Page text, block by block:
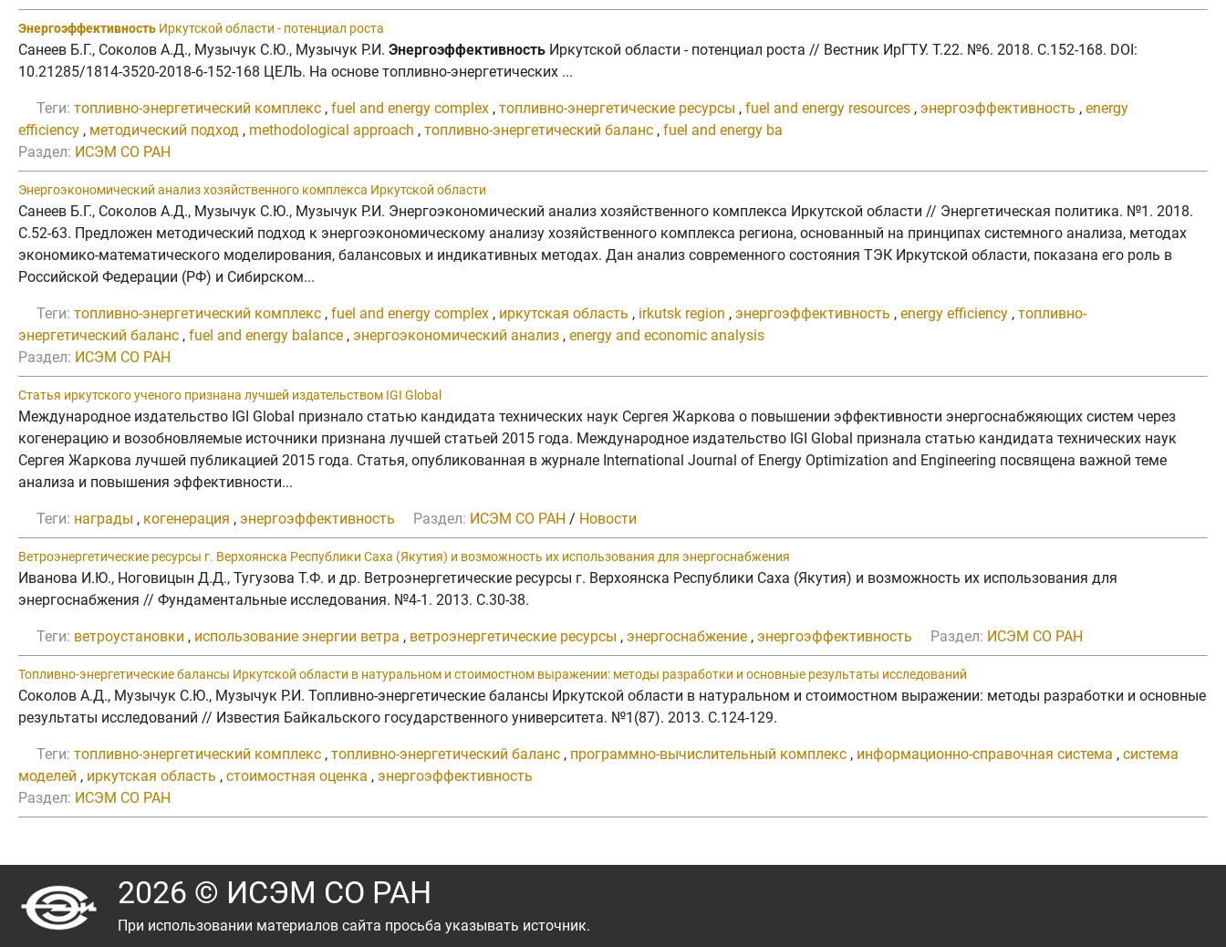
Энергоэффективность Иркутской области - потенциал роста
Санеев Б.Г., Соколов А.Д., Музычук С.Ю., Музычук Р.И. Энергоэффективность Иркутской области - потенциал роста // Вестник ИрГТУ. Т.22. №6. 2018. C.152-168. DOI:
10.21285/1814-3520-2018-6-152-168 ЦЕЛЬ. На основе топливно-энергетических ...
Теги: топливно-энергетический комплекс , fuel and energy complex , топливно-энергетические ресурсы , fuel and energy resources , энергоэффективность , energy
efficiency , методический подход , methodological approach , топливно-энергетический баланс , fuel and energy ba
Раздел: ИСЭМ СО РАН
Энергоэкономический анализ хозяйственного комплекса Иркутской области
Санеев Б.Г., Соколов А.Д., Музычук С.Ю., Музычук Р.И. Энергоэкономический анализ хозяйственного комплекса Иркутской области // Энергетическая политика. №1. 2018.
C.52-63. Предложен методический подход к энергоэкономическому анализу хозяйственного комплекса региона, основанный на принципах системного анализа, методах
экономико-математического моделирования, балансовых и индикативных методах. Дан анализ современного состояния ТЭК Иркутской области, показана его роль в
Российской Федерации (РФ) и Сибирском...
Теги: топливно-энергетический комплекс , fuel and energy complex , иркутская область , irkutsk region , энергоэффективность , energy efficiency , топливно-
энергетический баланс , fuel and energy balance , энергоэкономический анализ , energy and economic analysis
Раздел: ИСЭМ СО РАН
Статья иркутского ученого признана лучшей издательством IGI Global
Международное издательство IGI Global признало статью кандидата технических наук Сергея Жаркова о повышении эффективности энергоснабжяющих систем через
когенерацию и возобновляемые источники признана лучшей статьей 2015 года. Международное издательство IGI Global признала статью кандидата технических наук
Сергея Жаркова лучшей публикацией 2015 года. Статья, опубликованная в журнале International Journal of Energy Optimization and Engineering посвящена важной теме
анализа и повышения эффективности...
Теги: награды , когенерация , энергоэффективность Раздел: ИСЭМ СО РАН / Новости
Ветроэнергетические ресурсы г. Верхоянска Республики Саха (Якутия) и возможность их использования для энергоснабжения
Иванова И.Ю., Ноговицын Д.Д., Тугузова Т.Ф. и др. Ветроэнергетические ресурсы г. Верхоянска Республики Саха (Якутия) и возможность их использования для
энергоснабжения // Фундаментальные исследования. №4-1. 2013. C.30-38.
Теги: ветроустановки , использование энергии ветра , ветроэнергетические ресурсы , энергоснабжение , энергоэффективность Раздел: ИСЭМ СО РАН
Топливно-энергетические балансы Иркутской области в натуральном и стоимостном выражении: методы разработки и основные результаты исследований
Соколов А.Д., Музычук С.Ю., Музычук Р.И. Топливно-энергетические балансы Иркутской области в натуральном и стоимостном выражении: методы разработки и основные
результаты исследований // Известия Байкальского государственного университета. №1(87). 2013. C.124-129.
Теги: топливно-энергетический комплекс , топливно-энергетический баланс , программно-вычислительный комплекс , информационно-справочная система , система
моделей , иркутская область , стоимостная оценка , энергоэффективность
Раздел: ИСЭМ СО РАН
2026 © ИСЭМ СО РАН
При использовании материалов сайта просьба указывать источник.